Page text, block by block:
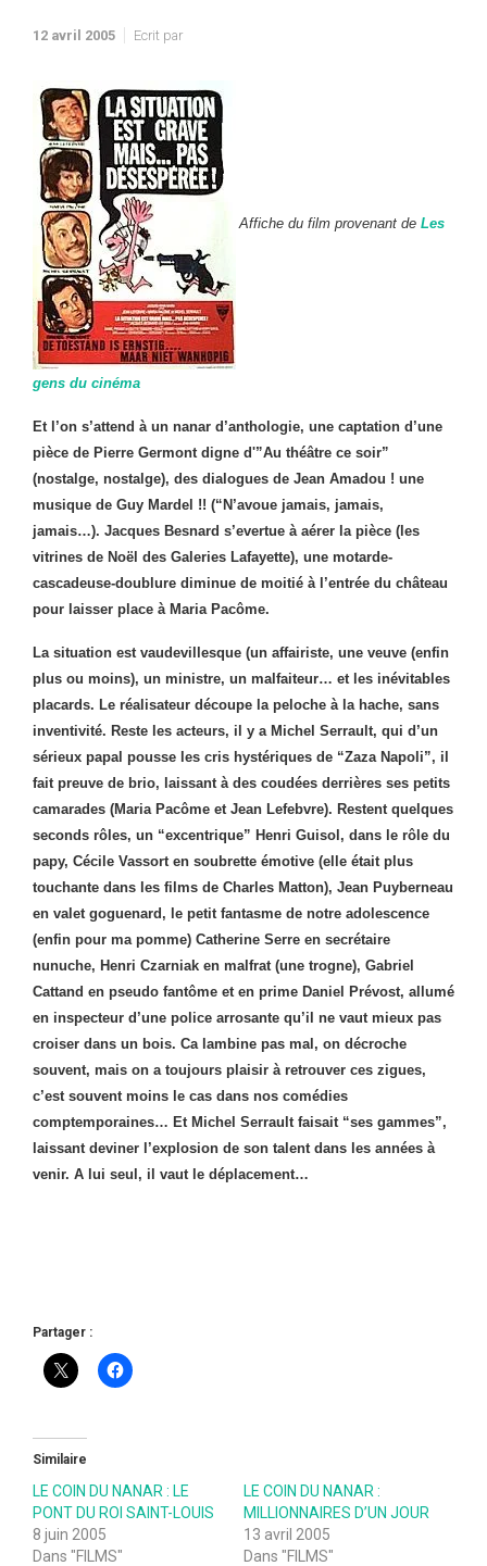
12 avril 2005 Ecrit par
Affiche du film provenant de Les
gens du cinéma
Et l’on s’attend à un nanar d’anthologie, une captation d’une
pièce de Pierre Germont digne d'”Au théâtre ce soir”
(nostalge, nostalge), des dialogues de Jean Amadou ! une
musique de Guy Mardel !! (“N’avoue jamais, jamais,
jamais…). Jacques Besnard s’evertue à aérer la pièce (les
vitrines de Noël des Galeries Lafayette), une motarde-
cascadeuse-doublure diminue de moitié à l’entrée du château
pour laisser place à Maria Pacôme.
La situation est vaudevillesque (un affairiste, une veuve (enfin
plus ou moins), un ministre, un malfaiteur… et les inévitables
placards. Le réalisateur découpe la peloche à la hache, sans
inventivité. Reste les acteurs, il y a Michel Serrault, qui d’un
sérieux papal pousse les cris hystériques de “Zaza Napoli”, il
fait preuve de brio, laissant à des coudées derrières ses petits
camarades (Maria Pacôme et Jean Lefebvre). Restent quelques
seconds rôles, un “excentrique” Henri Guisol, dans le rôle du
papy, Cécile Vassort en soubrette émotive (elle était plus
touchante dans les films de Charles Matton), Jean Puyberneau
en valet goguenard, le petit fantasme de notre adolescence
(enfin pour ma pomme) Catherine Serre en secrétaire
nunuche, Henri Czarniak en malfrat (une trogne), Gabriel
Cattand en pseudo fantôme et en prime Daniel Prévost, allumé
en inspecteur d’une police arrosante qu’il ne vaut mieux pas
croiser dans un bois. Ca lambine pas mal, on décroche
souvent, mais on a toujours plaisir à retrouver ces zigues,
c’est souvent moins le cas dans nos comédies
comptemporaines… Et Michel Serrault faisait “ses gammes”,
laissant deviner l’explosion de son talent dans les années à
venir. A lui seul, il vaut le déplacement…
Partager :
Similaire
LE COIN DU NANAR : LE
PONT DU ROI SAINT-LOUIS
8 juin 2005
Dans "FILMS"
LE COIN DU NANAR :
MILLIONNAIRES D’UN JOUR
13 avril 2005
Dans "FILMS"